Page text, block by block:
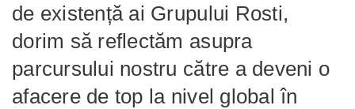
de existență ai Grupului Rosti,
dorim să reflectăm asupra
parcursului nostru către a deveni o
afacere de top la nivel global în